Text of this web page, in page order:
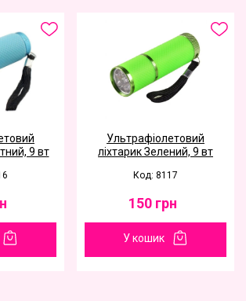
9 вт
Ультрафіолетовий
ліхтарик Зелений, 9 вт
Код: 8117
150 грн
У кошик